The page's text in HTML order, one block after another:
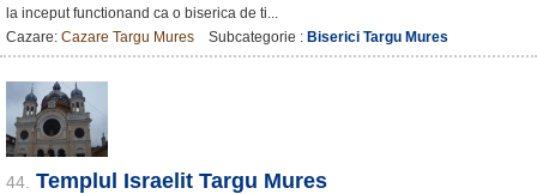
la inceput functionand ca o biserica de ti...
Cazare: Cazare Targu Mures Subcategorie : Biserici Targu Mures
44. Templul Israelit Targu Mures